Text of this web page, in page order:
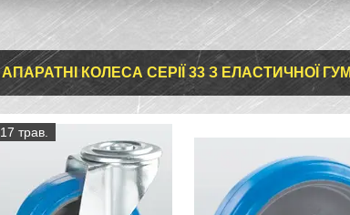
АПАРАТНІ КОЛЕСА СЕРІЇ 33 З ЕЛАСТИЧНОЇ
17 трав.